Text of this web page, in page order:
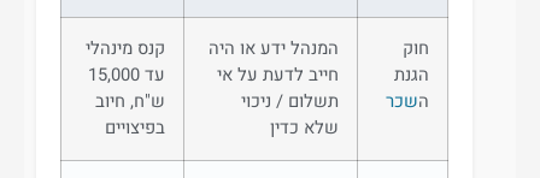
חוק
הגנת
השכר
המנהל ידע או היה
חייב לדעת על אי
תשלום / ניכוי
שלא כדין
קנס מינהלי
עד 15,000
ש"ח, חיוב
בפיצויים